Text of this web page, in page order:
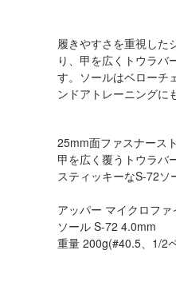
履きやすさを重視した
り、甲を広くトウラバ
す。ソールはベローチ
ンドアトレーニングに
25mm面ファスナース
甲を広く覆うトウラバ
スティッキーなS-72ソ
アッパー マイクロファ
ソール S-72 4.0mm
重量 200g(#40.5、1/2